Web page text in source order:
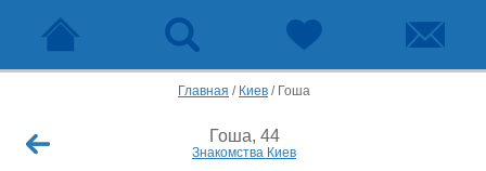
Главная / Киев / Гоша
Гоша, 44
Знакомства Киев